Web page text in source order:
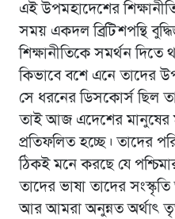
এই উপমহাদেশের
সময় একদল ব্রিটিশপন্থি
শিক্ষানীতিকে সমর্থন
কিভাবে বশে এনে তাদের
সে ধরনের ডিসকোর্স ছিল
তাই আজ এদেশের মানুষের
প্রতিফলিত হচ্ছে। তাদের
ঠিকই মনে করছে যে
তাদের ভাষা তাদের
আর আমরা অনুন্নত অর্থাৎ